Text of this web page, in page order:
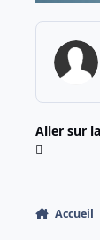
Aller sur
Accueil